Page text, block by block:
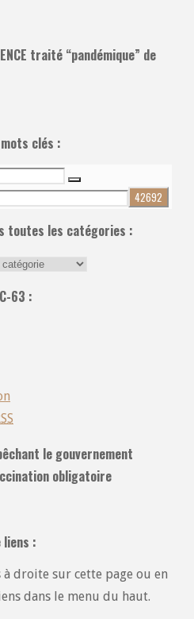
traité “pandémique” de
clés :
Recherche
toutes les catégories :
63 :
le gouvernement
obligatoire
liens :
à droite sur cette page ou en
dans le menu du haut.